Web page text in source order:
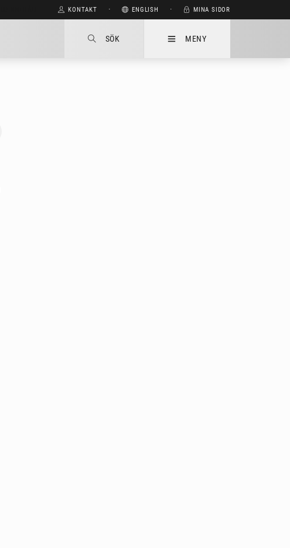
KONTAKT ⋅ ENGLISH ⋅ MINA SIDOR
SÖK MENY